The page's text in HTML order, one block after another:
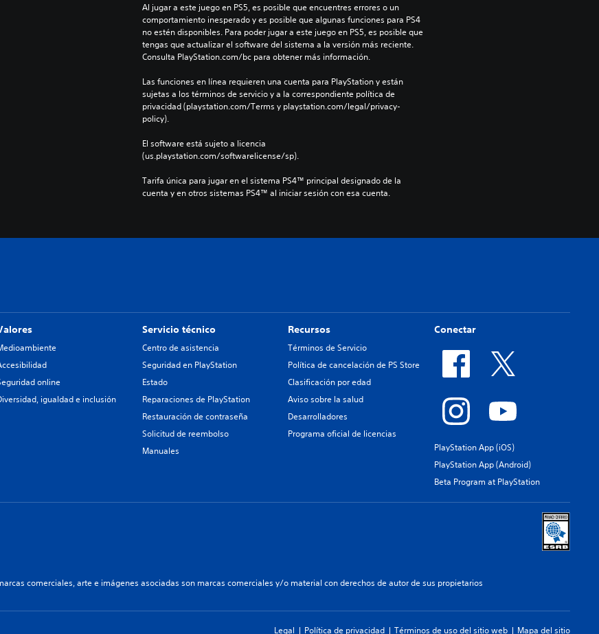
Al jugar a este juego en PS5, es posible que encuentres errores o un
comportamiento inesperado y es posible que algunas funciones para PS4
no estén disponibles. Para poder jugar a este juego en PS5, es posible que
tengas que actualizar el software del sistema a la versión más reciente.
Consulta PlayStation.com/bc para obtener más información.
Las funciones en línea requieren una cuenta para PlayStation y están
sujetas a los términos de servicio y a la correspondiente política de
privacidad (playstation.com/Terms y playstation.com/legal/privacy-
policy).
El software está sujeto a licencia
(us.playstation.com/softwarelicense/sp).
Tarifa única para jugar en el sistema PS4™ principal designado de la
cuenta y en otros sistemas PS4™ al iniciar sesión con esa cuenta.
online
igualdad e inclusión
Servicio técnico
Centro de asistencia
Seguridad en PlayStation
Estado
Reparaciones de PlayStation
Restauración de contraseña
Solicitud de reembolso
Manuales
Recursos
Términos de Servicio
Política de cancelación de PS Store
Clasificación por edad
Aviso sobre la salud
Desarrolladores
Programa oficial de licencias
Conectar
PlayStation App (iOS)
PlayStation App (Android)
Beta Program at PlayStation
comerciales, arte e imágenes asociadas son marcas comerciales y/o material con derechos de autor de sus propietarios
Legal Política de privacidad Términos de uso del sitio web Mapa del sitio